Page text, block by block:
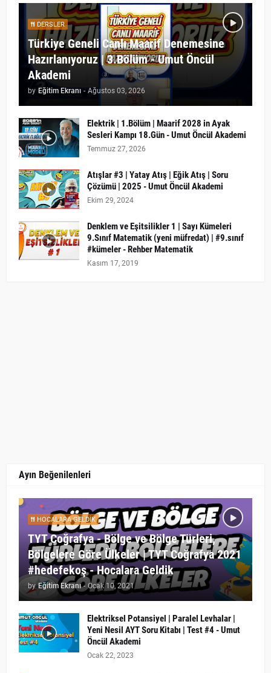
DERSLER
Türkiye Geneli Canlı Maarif Denemesine
Hazırlanıyoruz | 3.Bölüm - Umut Öncül
Akademi
by Eğitim Ekranı - Ağustos 03, 2026
Elektrik | 1.Bölüm | Maarif 2028 in Ayak
Sesleri Kampı 18.Gün - Umut Öncül Akademi
Temmuz 27, 2026
Atışlar #3 | Yatay Atış | Eğik Atış | Soru
Çözümü | 2025 - Umut Öncül Akademi
Ekim 29, 2024
Denklem ve Eşitsilikler 1 | Sayı Kümeleri
9.Sınıf Matematik (yeni müfredat) | #9.sınıf
#kümeler - Rehber Matematik
Kasım 17, 2019
Ayın Beğenilenleri
HOCALARA GELDIK
TYT Coğrafya - Bölge ve Bölge Türleri,
Bölgelere Göre Ülkeler | TYT Coğrafya 2021
#hedefekoş - Hocalara Geldik
by Eğitim Ekranı - Ocak 10, 2021
Elektriksel Potansiyel | Paralel Levhalar |
Yeni Nesil AYT Soru Kitabı | Test #4 - Umut
Öncül Akademi
Ocak 22, 2023